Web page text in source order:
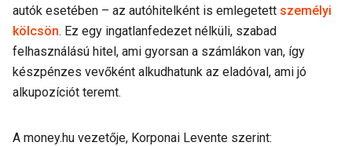
autók esetében – az autóhitelként is emlegetett személyi
kölcsön. Ez egy ingatlanfedezet nélküli, szabad
felhasználású hitel, ami gyorsan a számlákon van, így
készpénzes vevőként alkudhatunk az eladóval, ami jó
alkupozíciót teremt.
A money.hu vezetője, Korponai Levente szerint: